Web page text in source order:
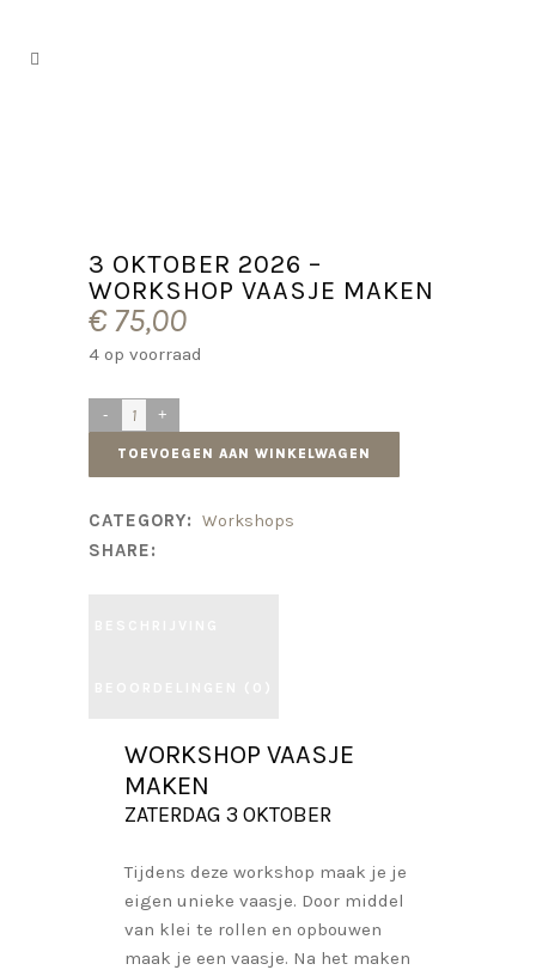
3 OKTOBER 2026 –
WORKSHOP VAASJE MAKEN
€75,00
4 op voorraad
TOEVOEGEN AAN WINKELWAGEN
CATEGORY: Workshops
SHARE:
WORKSHOP VAASJE
MAKEN
ZATERDAG 3 OKTOBER
Tijdens deze workshop maak je je
eigen unieke vaasje. Door middel
van klei te rollen en opbouwen
maak je een vaasje. Na het maken